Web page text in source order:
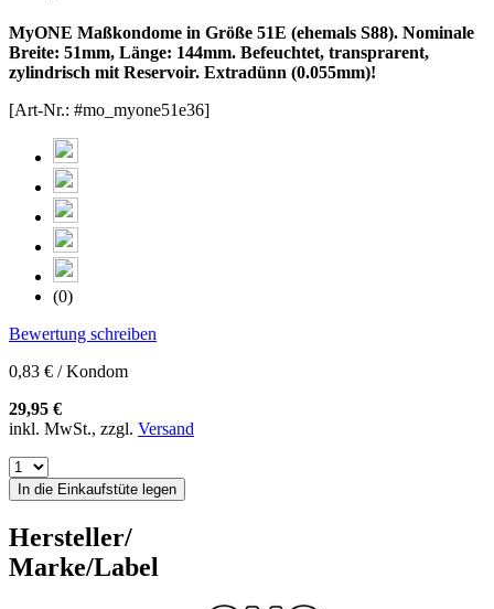
MyONE Maßkondome in Größe 51E (ehemals S88). Nominale
Breite: 51mm, Länge: 144mm. Befeuchtet, transprarent,
zylindrisch mit Reservoir. Extradünn (0.055mm)!
[Art-Nr.: #mo_myone51e36]
(0)
Bewertung schreiben
0,83 € / Kondom
29,95 €
inkl. MwSt., zzgl. Versand
In die Einkaufstüte legen
Hersteller/
Marke/Label